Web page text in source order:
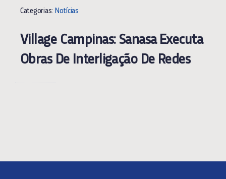
Categorias: Notícias
Village Campinas: Sanasa Executa
Obras De Interligação De Redes